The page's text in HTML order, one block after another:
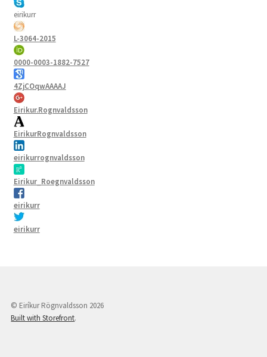
eirikurr
L-3064-2015
0000-0003-1882-7527
4ZjCOqwAAAAJ
Eirikur.Rognvaldsson
EirikurRognvaldsson
eirikurrognvaldsson
Eirikur_Roegnvaldsson
eirikurr
eirikurr
© Eiríkur Rögnvaldsson 2026
Built with Storefront.